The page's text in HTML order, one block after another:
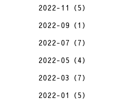
2022-11（5）
2022-09（1）
2022-07（7）
2022-05（4）
2022-03（7）
2022-01（5）